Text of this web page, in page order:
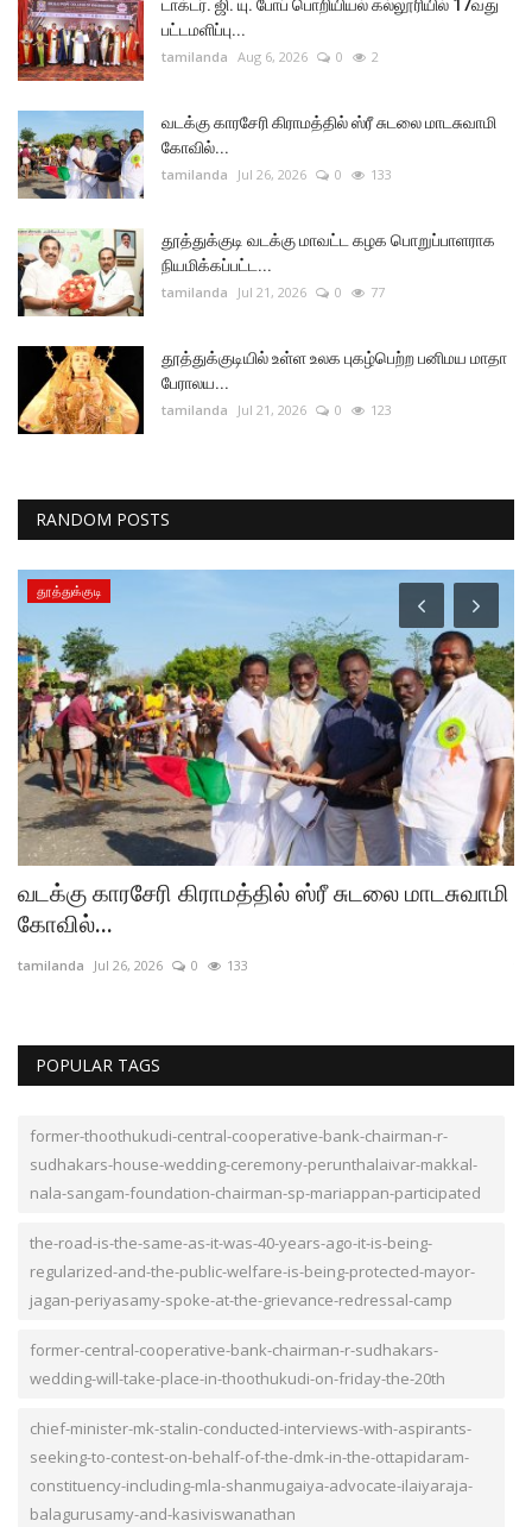
டாக்டர். ஜி. யு. போப் பொறியியல் கல்லூரியில் 17வது
பட்டமளிப்பு...
tamilanda Aug 6, 2026 0 2
வடக்கு காரசேரி கிராமத்தில் ஸ்ரீ சுடலை மாடசுவாமி
கோவில்...
tamilanda Jul 26, 2026 0 133
தூத்துக்குடி வடக்கு மாவட்ட கழக பொறுப்பாளராக
நியமிக்கப்பட்ட...
tamilanda Jul 21, 2026 0 77
தூத்துக்குடியில் உள்ள உலக புகழ்பெற்ற பனிமய மாதா
பேராலய...
tamilanda Jul 21, 2026 0 123
RANDOM POSTS
தூத்துக்குடி
வடக்கு காரசேரி கிராமத்தில் ஸ்ரீ சுடலை மாடசுவாமி
கோவில்...
tamilanda Jul 26, 2026 0 133
POPULAR TAGS
former-thoothukudi-central-cooperative-bank-chairman-r-
sudhakars-house-wedding-ceremony-perunthalaivar-makkal-
nala-sangam-foundation-chairman-sp-mariappan-participated
the-road-is-the-same-as-it-was-40-years-ago-it-is-being-
regularized-and-the-public-welfare-is-being-protected-mayor-
jagan-periyasamy-spoke-at-the-grievance-redressal-camp
former-central-cooperative-bank-chairman-r-sudhakars-
wedding-will-take-place-in-thoothukudi-on-friday-the-20th
chief-minister-mk-stalin-conducted-interviews-with-aspirants-
seeking-to-contest-on-behalf-of-the-dmk-in-the-ottapidaram-
constituency-including-mla-shanmugaiya-advocate-ilaiyaraja-
balagurusamy-and-kasiviswanathan